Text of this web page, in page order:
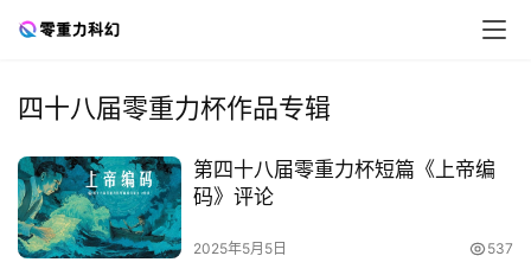
四十八届零重力杯作品专辑
第四十八届零重力杯短篇《上帝编
码》评论
2025年5月5日 537